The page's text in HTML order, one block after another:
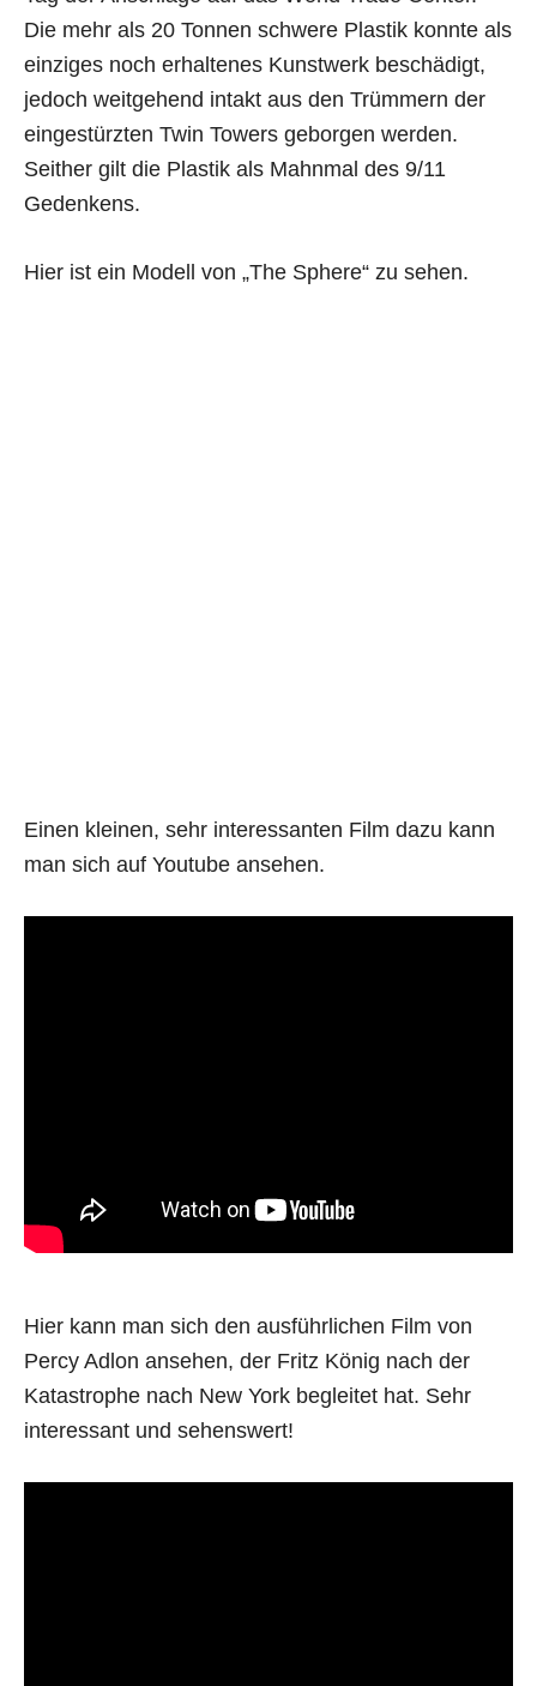
Die mehr als 20 Tonnen schwere Plastik konnte als
einziges noch erhaltenes Kunstwerk beschädigt,
jedoch weitgehend intakt aus den Trümmern der
eingestürzten Twin Towers geborgen werden.
Seither gilt die Plastik als Mahnmal des 9/11
Gedenkens.
Hier ist ein Modell von „The Sphere“ zu sehen.
Einen kleinen, sehr interessanten Film dazu kann
man sich auf Youtube ansehen.
Hier kann man sich den ausführlichen Film von
Percy Adlon ansehen, der Fritz König nach der
Katastrophe nach New York begleitet hat. Sehr
interessant und sehenswert!